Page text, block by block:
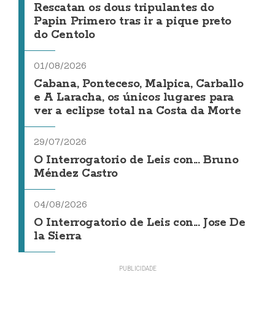
Rescatan os dous tripulantes do
Papin Primero tras ir a pique preto
do Centolo
01/08/2026
Cabana, Ponteceso, Malpica, Carballo
e A Laracha, os únicos lugares para
ver a eclipse total na Costa da Morte
29/07/2026
O Interrogatorio de Leis con... Bruno
Méndez Castro
04/08/2026
O Interrogatorio de Leis con... Jose De
la Sierra